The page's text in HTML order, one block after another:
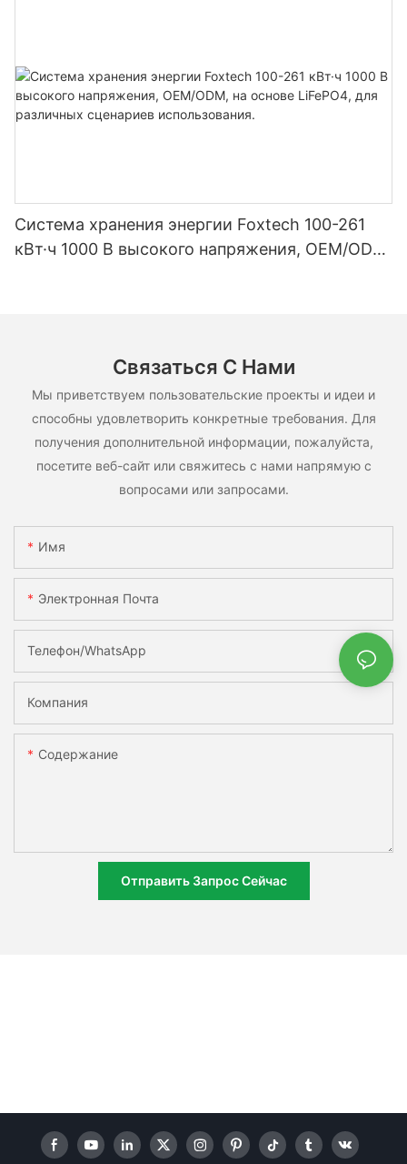
Система хранения энергии Foxtech 100-261
кВт·ч 1000 В высокого напряжения, OEM/ODM,
Связаться С Нами
Мы приветствуем пользовательские проекты и идеи и
способны удовлетворить конкретные требования. Для
получения дополнительной информации, пожалуйста,
посетите веб-сайт или свяжитесь с нами напрямую с
вопросами или запросами.
Имя
Электронная Почта
Телефон/WhatsApp
Компания
Содержание
Отправить Запрос Сейчас